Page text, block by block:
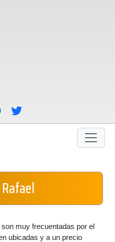
muy frecuentadas por el
ubicadas y a un precio